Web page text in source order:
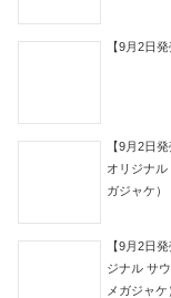
【9月2日
【9月2日
オリジナ
ガジャケ）
【9月2日
ジナル サ
メガジャケ